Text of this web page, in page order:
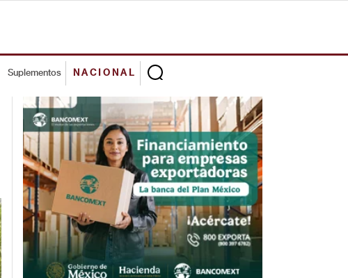
Suplementos NACIONAL